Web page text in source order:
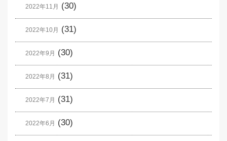
2022年11月 (30)
2022年10月 (31)
2022年9月 (30)
2022年8月 (31)
2022年7月 (31)
2022年6月 (30)